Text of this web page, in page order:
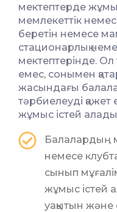
мектептерде
мемлекеттік
беретін немесе
стационарлық
мектептерінде.
емес, сонымен
жасындағы
тәрбиелеуді қажет
жұмыс істей
Балалардың
немесе
сынып
жұмыс істей
уақытын және